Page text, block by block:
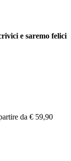
e saremo felici
da € 59,90